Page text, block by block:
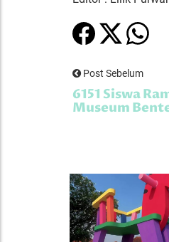
Post Sebelum
6151 Siswa
Museum